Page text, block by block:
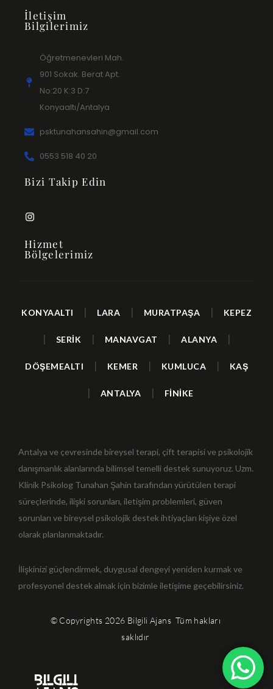
İletişim
Bilgilerimiz
Öğretmenevleri Mah.
901 Sokak. Berat Apt.
No:20 K:3 D:7
Konyaaltı/Antalya
psktunahansahin@gmail.com
0553 518 40 20
Bizi Takip Edin
Hizmet
Bölgelerimiz
KONYAALTI LARA MURATPAŞA KEPEZ
SERİK MANAVGAT ALANYA
DÖŞEMEALTI KEMER KUMLUCA KAŞ
ANTALYA FİNİKE
Antalya ve çevresinde bireysel terapi, çift terapisi ve psikolojik
danışmanlık alanlarında bilimsel temelli destek sunuyoruz. Uzm.
Klinik Psikolog Tunahan Şahin tarafından yürütülen terapi
süreçlerinde, ilişki sorunları, iletişim problemleri, güven
sorunları ve bireysel psikolojik destek ihtiyaçları kişiye özel
olarak planlanmaktadır.
İlişkinizi güçlendirmek, duygusal dengeyi yeniden kurmak ve
profesyonel destek almak için bizimle iletişime geçebilirsiniz.
© Copyrights 2026 Bilgili Ajans Tüm hakları
saklıdır